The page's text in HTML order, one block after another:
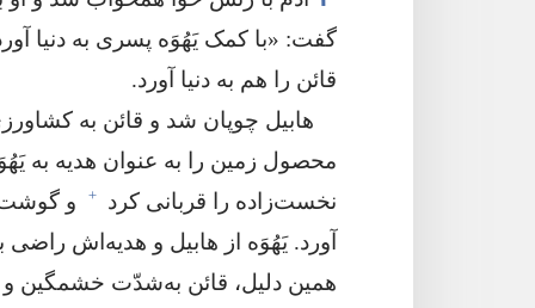
گفت:‏ «با کمک یَهُوَه پسری به دنیا
قائن را هم به دنیا آورد.‏
هابیل چوپان شد و قائن به
محصول زمین را به عنوان هدیه به
نخست‌زاده را قربانی کرد
+
و گوشت
آورد.‏ یَهُوَه از هابیل و هدیه‌اش راضی
همین دلیل،‏ قائن به‌شدّت خشمگین